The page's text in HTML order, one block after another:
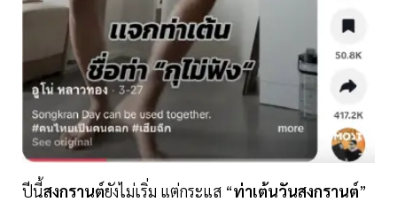
ปีนี้สงกรานต์ยังไม่เริ่ม แต่กระแส “ท่าเต้นวันสงกรานต์”